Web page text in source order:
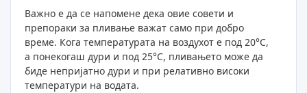
Важно е да се напомене дека овие совети и
препораки за пливање важат само при добро
време. Кога температурата на воздухот е под 20°C,
а понекогаш дури и под 25°C, пливањето може да
биде непријатно дури и при релативно високи
температури на водата.